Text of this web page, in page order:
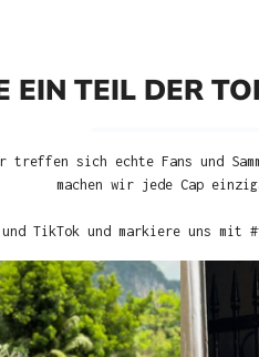
EIN TEIL DER
sich echte Fans und
machen wir jede Cap
und TikTok und markiere uns